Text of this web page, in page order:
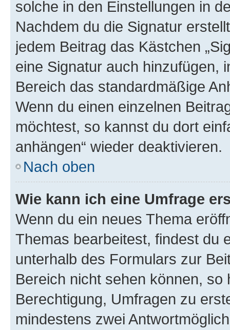
solche in den Einstellungen in
Nachdem du die Signatur
jedem Beitrag das Kästchen
eine Signatur auch hinzufügen,
Bereich das standardmäßige
Wenn du einen einzelnen
möchtest, so kannst du dort
anhängen“ wieder deaktivieren.
Nach oben
Wie kann ich eine Umfrage
Wenn du ein neues Thema
Themas bearbeitest, findest du
unterhalb des Formulars zur
Bereich nicht sehen können,
Berechtigung, Umfragen zu
mindestens zwei